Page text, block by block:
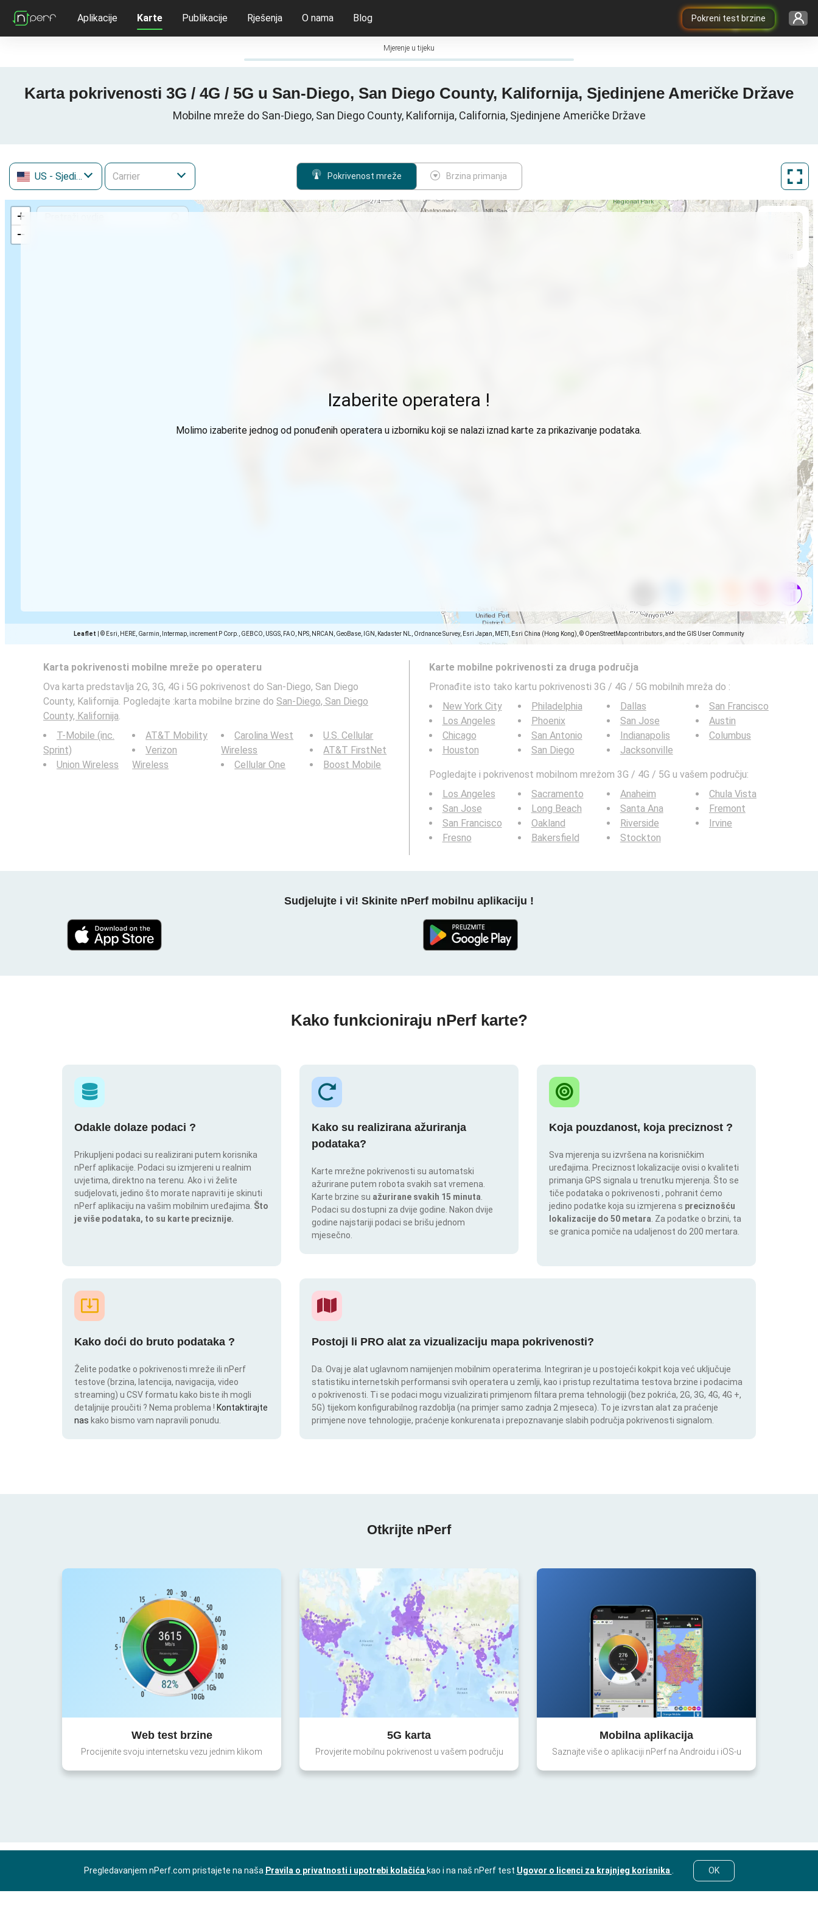
Pokreni test brzine
Aplikacije Karte Publikacije Rješenja O nama Blog
Mjerenje u tijeku
Karta pokrivenosti 3G / 4G / 5G u San-Diego, San Diego County, Kalifornija, Sjedinjene Američke Države
Mobilne mreže do San-Diego, San Diego County, Kalifornija, California, Sjedinjene Američke Države
US - Sjedinjene Američke Države Pokrivenost mreže Brzina primanja
+
−
Leaflet © Esri, HERE, Garmin, Intermap, increment P Corp., GEBCO, USGS, FAO, NPS, NRCAN, GeoBase, IGN, Kadaster NL, Ordnance Survey, Esri Japan, METI, Esri China (Hong Kong), © OpenStreetMap contributors, and the GIS User Community
Izaberite operatera !
Molimo izaberite jednog od ponuđenih operatera u izborniku koji se nalazi iznad karte za prikazivanje podataka.
Karta pokrivenosti mobilne mreže po operateru
Ova karta predstavlja 2G, 3G, 4G i 5G pokrivenost do San-Diego, San Diego
County, Kalifornija. Pogledajte :karta mobilne brzine do San-Diego, San Diego
County, Kalifornija.
T-Mobile (inc.
Sprint)
Union Wireless
AT&T Mobility
Verizon
Wireless
Carolina West
Wireless
Cellular One
U.S. Cellular
AT&T FirstNet
Boost Mobile
Karte mobilne pokrivenosti za druga područja
Pronađite isto tako kartu pokrivenosti 3G / 4G / 5G mobilnih mreža do :
New York City
Los Angeles
Chicago
Houston
Philadelphia
Phoenix
San Antonio
San Diego
Dallas
San Jose
Indianapolis
Jacksonville
San Francisco
Austin
Columbus
Pogledajte i pokrivenost mobilnom mrežom 3G / 4G / 5G u vašem području:
Los Angeles
San Jose
San Francisco
Fresno
Sacramento
Long Beach
Oakland
Bakersfield
Anaheim
Santa Ana
Riverside
Stockton
Chula Vista
Fremont
Irvine
Sudjelujte i vi! Skinite nPerf mobilnu aplikaciju !
Kako funkcioniraju nPerf karte?
Odakle dolaze podaci ?
Prikupljeni podaci su realizirani putem korisnika
nPerf aplikacije. Podaci su izmjereni u realnim
uvjetima, direktno na terenu. Ako i vi želite
sudjelovati, jedino što morate napraviti je skinuti
nPerf aplikaciju na vašim mobilnim uređajima. Što
je više podataka, to su karte preciznije.
Kako su realizirana ažuriranja
podataka?
Karte mrežne pokrivenosti su automatski
ažurirane putem robota svakih sat vremena.
Karte brzine su ažurirane svakih 15 minuta
Podaci su dostupni za dvije godine. Nakon dvije
godine najstariji podaci se brišu jednom
mjesečno.
Koja pouzdanost, koja preciznost ?
Sva mjerenja su izvršena na korisničkim
uređajima. Preciznost lokalizacije ovisi o kvaliteti
primanja GPS signala u trenutku mjerenja. Što se
tiče podataka o pokrivenosti , pohranit ćemo
jedino podatke koja su izmjerena s preciznošću
lokalizacije do 50 metara . Za podatke o brzini, ta
se granica pomiče na udaljenost do 200 mertara.
Kako doći do bruto podataka ?
Želite podatke o pokrivenosti mreže ili nPerf
testove (brzina, latencija, navigacija, video
streaming) u CSV formatu kako biste ih mogli
detaljnije proučiti ? Nema problema ! Kontaktirajte
nas kako bismo vam napravili ponudu.
Postoji li PRO alat za vizualizaciju mapa pokrivenosti?
Da. Ovaj je alat uglavnom namijenjen mobilnim operaterima. Integriran je u postojeći kokpit koja već uključuje
statistiku internetskih performansi svih operatera u zemlji, kao i pristup rezultatima testova brzine i podacima
o pokrivenosti. Ti se podaci mogu vizualizirati primjenom filtara prema tehnologiji (bez pokrića, 2G, 3G, 4G, 4G +,
5G) tijekom konfigurabilnog razdoblja (na primjer samo zadnja 2 mjeseca). To je izvrstan alat za praćenje
primjene nove tehnologije, praćenje konkurenata i prepoznavanje slabih područja pokrivenosti signalom.
Otkrijte nPerf
Web test brzine
Procijenite svoju internetsku vezu jednim klikom
5G karta
Provjerite mobilnu pokrivenost u vašem području
Mobilna aplikacija
Saznajte više o aplikaciji nPerf na Androidu i iOS-u
Pregledavanjem nPerf.com pristajete na naša Pravila o privatnosti i upotrebi kolačića kao i na naš nPerf test Ugovor o licenci za krajnjeg korisnika OK